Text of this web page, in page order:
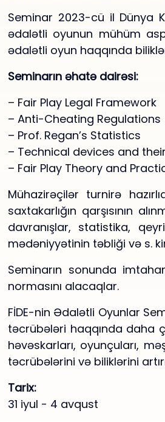
Seminar 2023-cü il Dünya
ədalətli oyunun mühüm
ədalətli oyun haqqında
Seminarın əhatə dairəsi:
– Fair Play Legal Framework
– Anti-Cheating Regulations
– Prof. Regan’s Statistics
– Technical devices and
– Fair Play Theory and
Mühazirəçilər turnirə
saxtakarlığın qarşısının
davranışlar, statistika,
mədəniyyətinin təbliği və s.
Seminarın sonunda
normasını alacaqlar.
FİDE-nin Ədalətli Oyunlar
təcrübələri haqqında daha
həvəskarları, oyunçuları,
təcrübələrini və biliklərini
Tarix:
31 iyul - 4 avqust